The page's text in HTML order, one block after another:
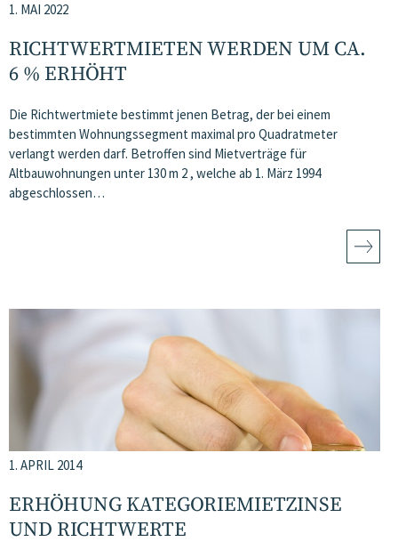
1. MAI 2022
RICHTWERTMIETEN WERDEN UM CA.
6 % ERHÖHT
Die Richtwertmiete bestimmt jenen Betrag, der bei einem
bestimmten Wohnungssegment maximal pro Quadratmeter
verlangt werden darf. Betroffen sind Mietverträge für
Altbauwohnungen unter 130 m 2 , welche ab 1. März 1994
abgeschlossen…
1. APRIL 2014
ERHÖHUNG KATEGORIEMIETZINSE
UND RICHTWERTE